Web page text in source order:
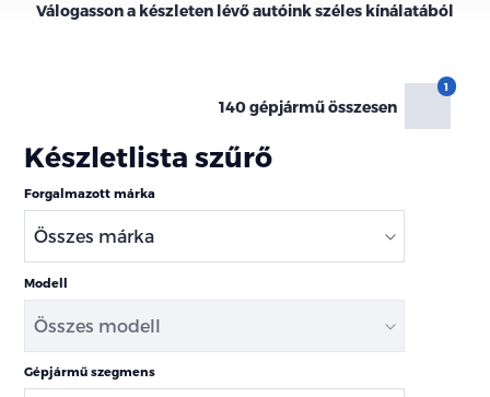
Válogasson a készleten lévőautóink széles kínálatából
140 gépjármű összesen
Készletlista szűrő
Forgalmazott márka
Modell
Gépjármű szegmens